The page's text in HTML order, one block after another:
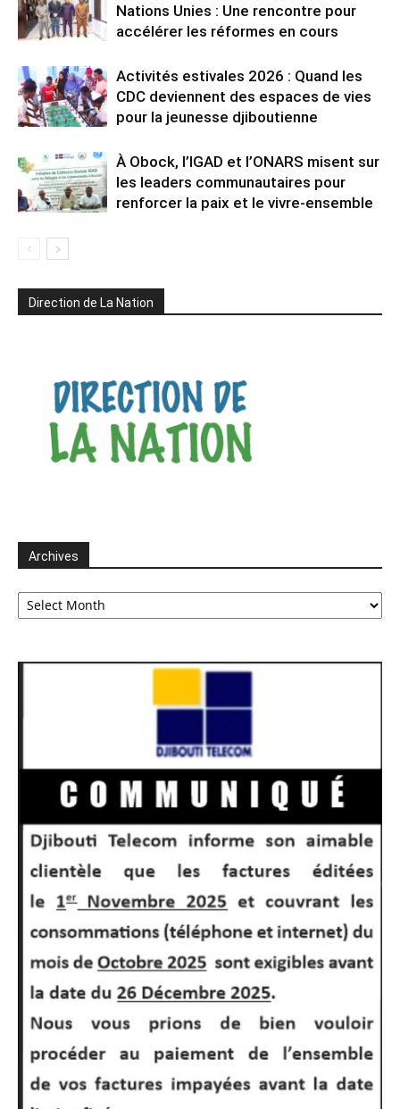
Nations Unies : Une rencontre pour
accélérer les réformes en cours
Activités estivales 2026 : Quand les
CDC deviennent des espaces de vies
pour la jeunesse djiboutienne
À Obock, l’IGAD et l’ONARS misent sur
les leaders communautaires pour
renforcer la paix et le vivre-ensemble
Direction de La Nation
Archives
Archives